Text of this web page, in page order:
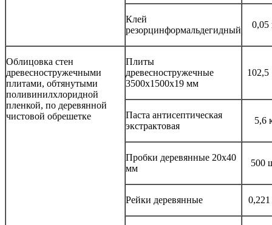
Клей
резорцинформальдегидный
0,05
Облицовка стен
древесностружечными
плитами, обтянутыми
поливинилхлоридной
пленкой, по деревянной
чистовой обрешетке
Плиты
древесностружечные
3500x1500x19 мм
Паста антисептическая
экстрактовая
5,6
Пробки деревянные 20x40
мм
500
Рейки деревянные